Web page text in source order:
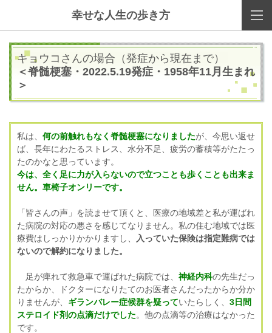
幸せな人生の歩き方
キョウコさんの場合（発症から現在まで）
＜脊髄梗塞・2022.5.19発症・1958年11月生まれ
＞
私は、 何の前触れもなく脊髄梗塞になりましたが、今思い返せ
ば、長年にわたるストレス、水分不足、疲労の蓄積等がたたっ
たのかなと思っています。
今は、全く足に力が入らないので立つことも歩くことも出来ま
せん。車椅子オンリーです。
「皆さんの声」を読ませて頂くと、医療の地域差と私が運ばれ
た病院の対応の悪さを感じてなりません。私の住む地域では医
療費はしっかりかかりますし、
入っていた保険は指定難病では
ないので解約になりました。
足が痺れて救急車で運ばれた病院では、 神経内科の先生だっ
たからか、ドクターになりたてのお医者さんだったからか分か
りませんが、 ギランバレー症候群を疑っていたらしく、 3日間
ステロイド剤の点滴だけでした。他の点滴等の治療はなかった
です。